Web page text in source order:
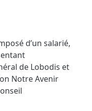
d’un salarié,
de Lobodis et
Notre Avenir